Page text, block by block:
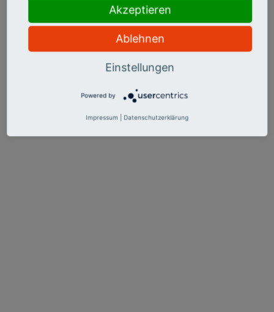
Akzeptieren
Ablehnen
Einstellungen
Powered by
Impressum Datenschutzerklärung